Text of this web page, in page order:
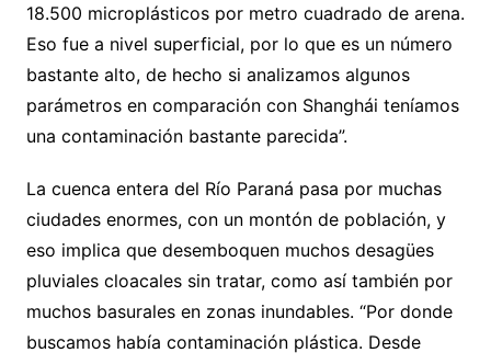
18.500 microplásticos por metro cuadrado de arena.
Eso fue a nivel superficial, por lo que es un número
bastante alto, de hecho si analizamos algunos
parámetros en comparación con Shanghái teníamos
una contaminación bastante parecida”.
La cuenca entera del Río Paraná pasa por muchas
ciudades enormes, con un montón de población, y
eso implica que desemboquen muchos desagües
pluviales cloacales sin tratar, como así también por
muchos basurales en zonas inundables. “Por donde
buscamos había contaminación plástica. Desde